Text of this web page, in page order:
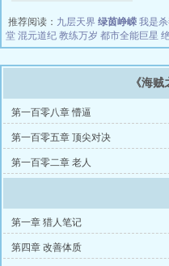
推荐阅读： 九层天界 绿茵峥嵘 我是
堂 混元道纪 教练万岁 都市全能巨星
《海
第一百零八章 懵逼
第一百零五章 顶尖对决
第一百零二章 老人
第一章 猎人笔记
第四章 改善体质